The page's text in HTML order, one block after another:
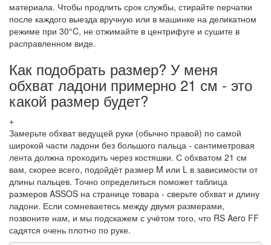
материала. Чтобы продлить срок службы, стирайте перчатки
после каждого выезда вручную или в машинке на деликатном
режиме при 30°C, не отжимайте в центрифуге и сушите в
расправленном виде.
Как подобрать размер? У меня
обхват ладони примерно 21 см - это
какой размер будет?
+
Замерьте обхват ведущей руки (обычно правой) по самой
широкой части ладони без большого пальца - сантиметровая
лента должна проходить через костяшки. С обхватом 21 см
вам, скорее всего, подойдёт размер M или L в зависимости от
длины пальцев. Точно определиться поможет таблица
размеров ASSOS на странице товара - сверьте обхват и длину
ладони. Если сомневаетесь между двумя размерами,
позвоните нам, и мы подскажем с учётом того, что RS Aero FF
садятся очень плотно по руке.